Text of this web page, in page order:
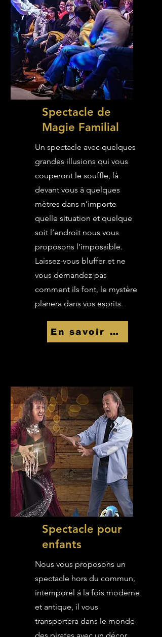
Spectacle de
Magie Familial
Un spectacle avec quelques
grandes illusions qui vous
couperont le souffle, là
devant vous à quelques
mètres dans n’importe
quelle situation et quelque
soit l’endroit nous vous
proposons l’impossible.
Laissez-vous bluffer et ne
vous demandez pas
comment ils font, le mystère
planera dans vos esprits.
En savoir Plus
Spectacle pour
enfants
Nous vous proposons un
spectacle hors du commun,
intemporel à la fois moderne
et antique, il vous
transportera dans le monde